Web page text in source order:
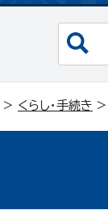
> くらし・手続き >